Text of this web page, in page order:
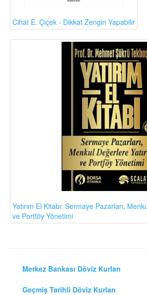
Cihat E. Çiçek - Dikkat Zengin Yapabilir
Yatırım El Kitabı: Sermaye Pazarları,
ve Portföy Yönetimi
Merkez Bankası Döviz Kurları
Geçmiş Tarihli Döviz Kurları